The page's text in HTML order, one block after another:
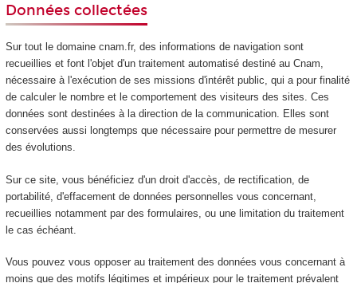
Données collectées
Sur tout le domaine cnam.fr, des informations de navigation sont
recueillies et font l'objet d'un traitement automatisé destiné au Cnam,
nécessaire à l'exécution de ses missions d'intérêt public, qui a pour finalité
de calculer le nombre et le comportement des visiteurs des sites. Ces
données sont destinées à la direction de la communication. Elles sont
conservées aussi longtemps que nécessaire pour permettre de mesurer
des évolutions.
Sur ce site, vous bénéficiez d'un droit d'accès, de rectification, de
portabilité, d'effacement de données personnelles vous concernant,
recueillies notamment par des formulaires, ou une limitation du traitement
le cas échéant.
Vous pouvez vous opposer au traitement des données vous concernant à
moins que des motifs légitimes et impérieux pour le traitement prévalent